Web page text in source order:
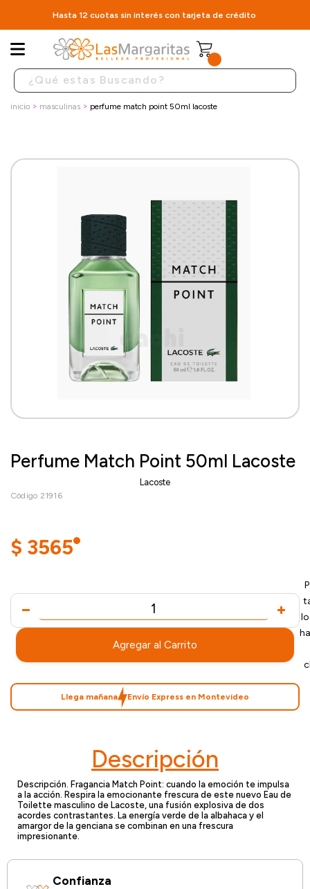
Hasta 12 cuotas sin interés con tarjeta de crédito
inicio masculinas perfume match point 50ml lacoste
Perfume Match Point 50ml Lacoste
Lacoste
Código 21916
$ 3565
Agregar al Carrito
Llega mañana Envío Express en Montevideo
Descripción
Descripción. Fragancia Match Point: cuando la emoción te impulsa
a la acción. Respira la emocionante frescura de este nuevo Eau de
Toilette masculino de Lacoste, una fusión explosiva de dos
acordes contrastantes. La energía verde de la albahaca y el
amargor de la genciana se combinan en una frescura
impresionante.
Confianza